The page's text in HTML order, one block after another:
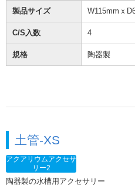
製品サイズ W115mmｘ
C/S入数 4
規格 陶器製
土管-XS
アクアリウムアクセサ
リー2
陶器製の水槽用アクセサリー